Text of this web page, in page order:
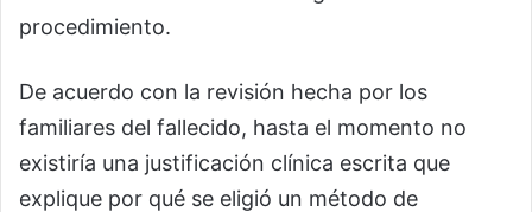
procedimiento.
De acuerdo con la revisión hecha por los
familiares del fallecido, hasta el momento no
existiría una justificación clínica escrita que
explique por qué se eligió un método de